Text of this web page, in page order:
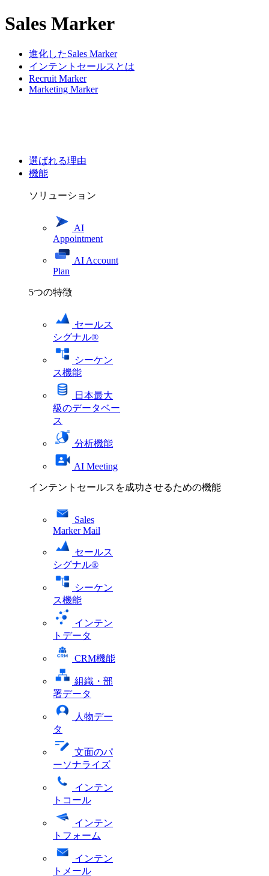
Sales Marker
進化したSales Marker
インテントセールスとは
Recruit Marker
Marketing Marker
選ばれる理由
機能
ソリューション
AI
Appointment
AI Account
Plan
5つの特徴
セールス
シグナル®
シーケン
ス機能
日本最大
級のデータベー
ス
分析機能
AI Meeting
インテントセールスを成功させるための機能
Sales
Marker Mail
セールス
シグナル®
シーケン
ス機能
インテン
トデータ
CRM機能
組織・部
署データ
人物デー
タ
文面のパ
ーソナライズ
インテン
トコール
インテン
トフォーム
インテン
トメール